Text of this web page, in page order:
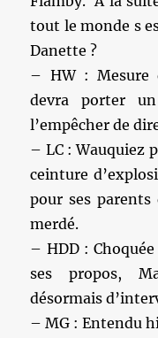
tout le monde s
Danette ?
– HW : Mesure
devra porter
l’empêcher de
– LC : Wauquiez
ceinture
pour ses
merdé.
– HDD :
ses propos,
désormais
– MG : Entendu